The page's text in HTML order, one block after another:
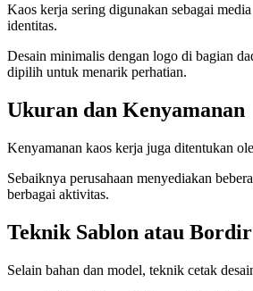
Kaos kerja sering digunakan sebagai
identitas.
Desain minimalis dengan logo di bagian
dipilih untuk menarik perhatian.
Ukuran dan Kenyamanan
Kenyamanan kaos kerja juga ditentukan
Sebaiknya perusahaan menyediakan
berbagai aktivitas.
Teknik Sablon atau Bordir
Selain bahan dan model, teknik cetak